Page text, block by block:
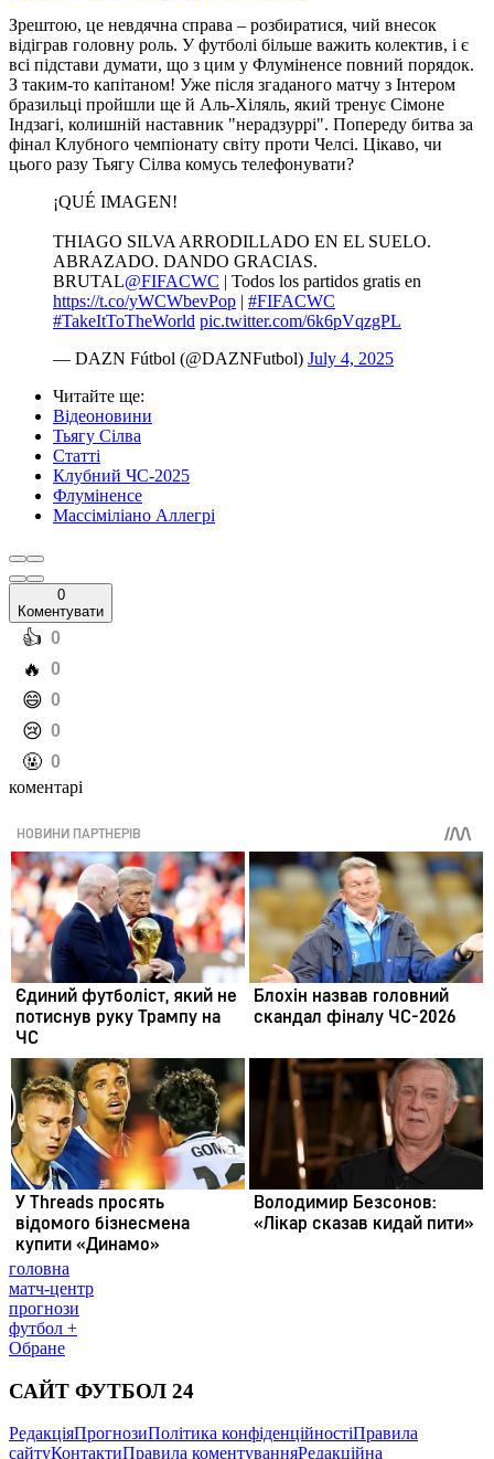
Зрештою, це невдячна справа – розбиратися, чий внесок
відіграв головну роль. У футболі більше важить колектив, і є
всі підстави думати, що з цим у Флуміненсе повний порядок.
З таким-то капітаном! Уже після згаданого матчу з Інтером
бразильці пройшли ще й Аль-Хіляль, який тренує Сімоне
Індзагі, колишній наставник "нерадзуррі". Попереду битва за
фінал Клубного чемпіонату світу проти Челсі. Цікаво, чи
цього разу Тьягу Сілва комусь телефонувати?
¡QUÉ IMAGEN!
THIAGO SILVA ARRODILLADO EN EL SUELO.
ABRAZADO. DANDO GRACIAS.
BRUTAL@FIFACWC | Todos los partidos gratis en
https://t.co/yWCWbevPop | #FIFACWC
#TakeItToTheWorld pic.twitter.com/6k6pVqzgPL
— DAZN Fútbol (@DAZNFutbol) July 4, 2025
Читайте ще:
Відеоновини
Тьягу Сілва
Статті
Клубний ЧС-2025
Флуміненсе
Массіміліано Аллегрі
0
Коментувати
️👍 0
️🔥 0
️😄 0
️😢 0
️🤬 0
коментарі
головна
матч-центр
прогнози
футбол +
Обране
САЙТ ФУТБОЛ 24
РедакціяПрогнозиПолітика конфіденційностіПравила
сайтуКонтактиПравила коментуванняРедакційна